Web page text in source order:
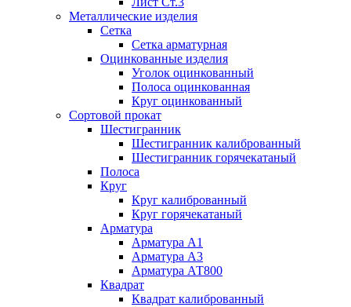
Металлические изделия
Сетка
Сетка арматурная
Оцинкованные изделия
Уголок оцинкованный
Полоса оцинкованная
Круг оцинкованный
Сортовой прокат
Шестигранник
Шестигранник калиброванный
Шестигранник горячекатаный
Полоса
Круг
Круг калиброванный
Круг горячекатаный
Арматура
Арматура А1
Арматура А3
Арматура АТ800
Квадрат
Квадрат калиброванный